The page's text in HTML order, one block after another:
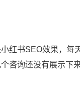
红书SEO效果，每
咨询还没有展示下来